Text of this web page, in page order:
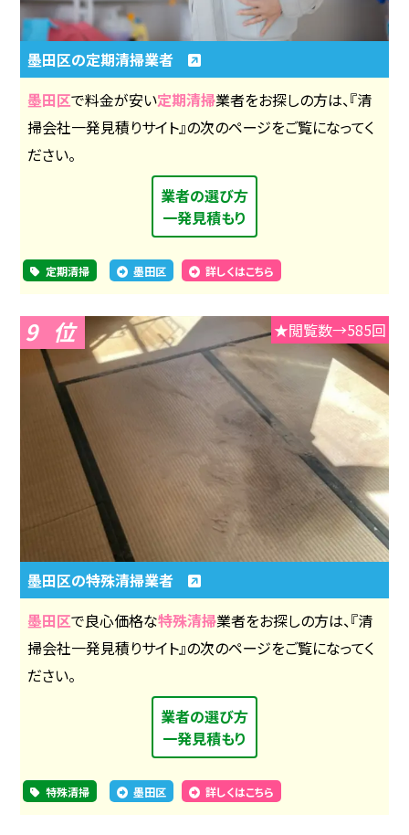
墨田区の定期清掃業者
墨田区で料金が安い定期清掃業者をお探しの方は、『清
掃会社一発見積りサイト』の次のページをご覧になってく
ださい。
業者の選び方
一発見積もり
定期清掃 墨田区 詳しくはこちら
9 ★閲覧数→585回
墨田区の特殊清掃業者
墨田区で良心価格な特殊清掃業者をお探しの方は、『清
掃会社一発見積りサイト』の次のページをご覧になってく
ださい。
業者の選び方
一発見積もり
特殊清掃 墨田区 詳しくはこちら